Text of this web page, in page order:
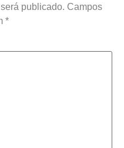
publicado. Campos
*